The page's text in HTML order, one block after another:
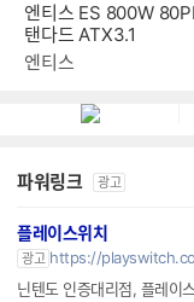
엔티스 ES 800W
탠다드 ATX3.1
엔티스
파워링크 광고
플레이스위치
광고 https://
닌텐도 인증대리점, 플레이